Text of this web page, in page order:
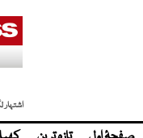
اشتہار